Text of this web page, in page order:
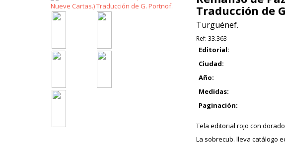
Traducción de
Turguénef.
Ref: 33.363
Editorial:
Ciudad:
Año:
Medidas:
Paginación:
Tela editorial rojo con
La sobrecub. lleva catálogo